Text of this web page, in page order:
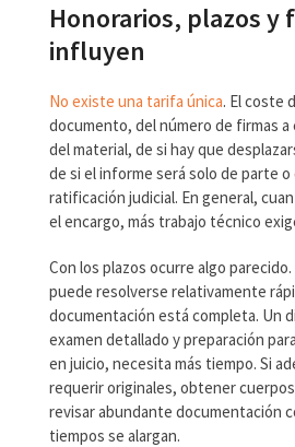
Honorarios, plazos y
influyen
No existe una tarifa única. El coste
documento, del número de firmas a
del material, de si hay que
de si el informe será solo de parte
ratificación judicial. En general,
el encargo, más trabajo técnico
Con los plazos ocurre algo
puede resolverse relativamente
documentación está completa. Un
examen detallado y preparación
en juicio, necesita más tiempo. Si
requerir originales, obtener
revisar abundante documentación
tiempos se alargan.